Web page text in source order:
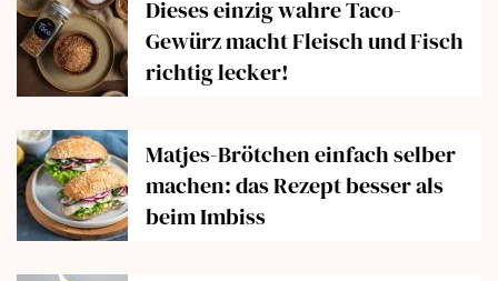
Dieses einzig wahre Taco-
Gewürz macht Fleisch und Fisch
richtig lecker!
Matjes-Brötchen einfach selber
machen: das Rezept besser als
beim Imbiss